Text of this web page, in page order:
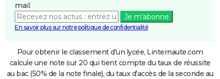
mail.
Je m'abonne
En savoir plus sur notre politique de confidentialité
Pour obtenir le classement d'un lycée, Linternaute.com
calcule une note sur 20 qui tient compte du taux de réussite
au bac (50% de la note finale), du taux d'accès de la seconde au